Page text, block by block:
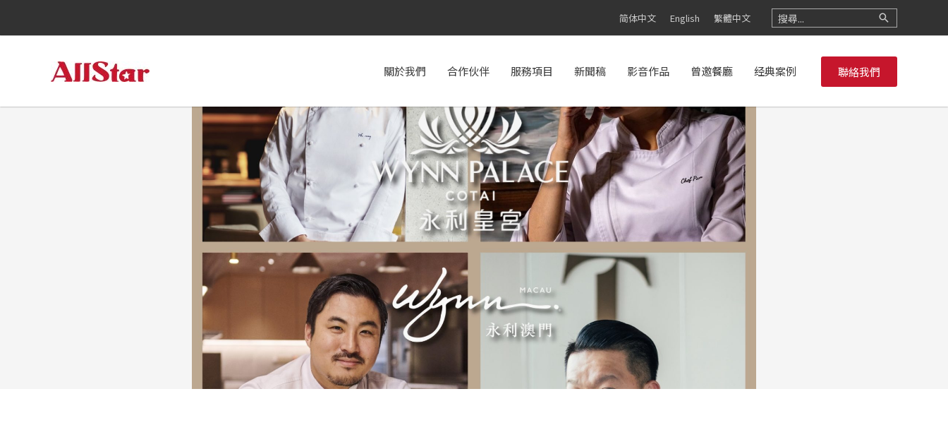
容
简体中文 English 繁體中文
搜
尋：
關於我們 合作伙伴 服務項目 新聞稿 影音作品 曾邀餐廳 经典案例 聯絡我們